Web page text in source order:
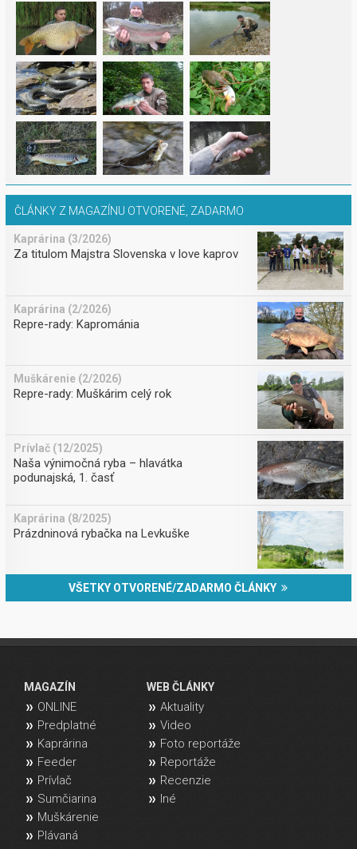
ČLÁNKY Z MAGAZÍNU OTVORENÉ, ZADARMO
Kaprárina (3/2026)
Za titulom Majstra Slovenska v love kaprov
Kaprárina (2/2026)
Repre-rady: Kaprománia
Muškárenie (2/2026)
Repre-rady: Muškárim celý rok
Prívlač (12/2025)
Naša výnimočná ryba – hlavátka
podunajská, 1. časť
Kaprárina (8/2025)
Prázdninová rybačka na Levkuške
VŠETKY OTVORENÉ/ZADARMO ČLÁNKY
MAGAZÍN
ONLINE
Predplatné
Kaprárina
Feeder
Prívlač
Sumčiarina
Muškárenie
Plávaná
WEB ČLÁNKY
Aktuality
Video
Foto reportáže
Reportáže
Recenzie
Iné